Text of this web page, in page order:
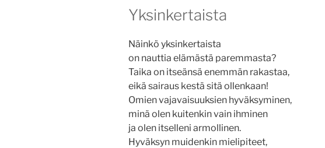
Yksinkertaista
Näinkö yksinkertaista
on nauttia elämästä paremmasta?
Taika on itseänsä enemmän rakastaa,
eikä sairaus kestä sitä ollenkaan!
Omien vajavaisuuksien hyväksyminen,
minä olen kuitenkin vain ihminen
ja olen itselleni armollinen.
Hyväksyn muidenkin mielipiteet,